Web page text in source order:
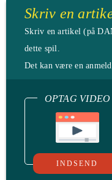
Skriv en
Skriv en artikel (på
dette spil.
Det kan være en
OPTAG VIDEO
INDSEND